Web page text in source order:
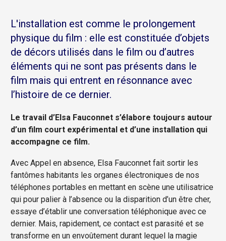
L'installation est comme le prolongement
physique du film : elle est constituée d’objets
de décors utilisés dans le film ou d’autres
éléments qui ne sont pas présents dans le
film mais qui entrent en résonnance avec
l’histoire de ce dernier.
Le travail d’Elsa Fauconnet s’élabore toujours autour
d’un film court expérimental et d’une installation qui
accompagne ce film.
Avec Appel en absence, Elsa Fauconnet fait sortir les
fantômes habitants les organes électroniques de nos
téléphones portables en mettant en scène une utilisatrice
qui pour palier à l’absence ou la disparition d’un être cher,
essaye d’établir une conversation téléphonique avec ce
dernier. Mais, rapidement, ce contact est parasité et se
transforme en un envoûtement durant lequel la magie